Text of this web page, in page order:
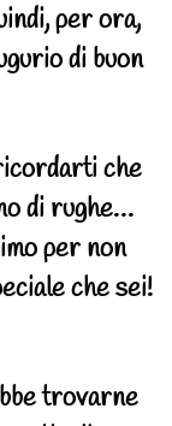
per ora,
di buon
che
di rughe…
per non
che sei!
trovarne